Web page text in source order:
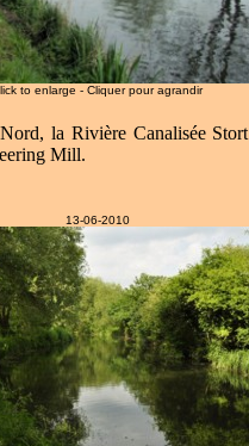
to enlarge - Cliquer pour agrandir
la Rivière Canalisée Stort
Mill.
13-06-2010